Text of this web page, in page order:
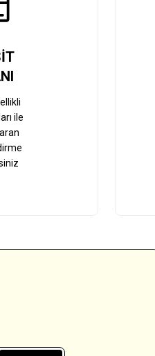
ile